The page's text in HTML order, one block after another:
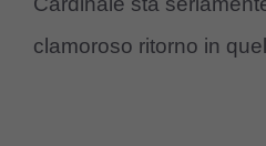
clamoroso ritorno in